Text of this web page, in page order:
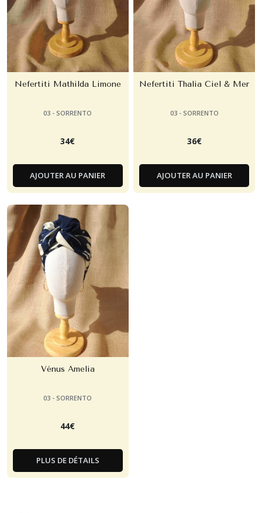
Nefertiti Mathilda Limone
03 - SORRENTO
34€
AJOUTER AU PANIER
Nefertiti Thalia Ciel & Mer
03 - SORRENTO
36€
AJOUTER AU PANIER
Vénus Amelia
03 - SORRENTO
44€
PLUS DE DÉTAILS